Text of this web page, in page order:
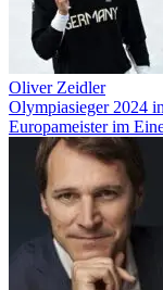
Oliver Zeidler
Olympiasieger 2024
Europameister im